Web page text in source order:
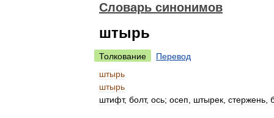
Словарь синонимов
штырь
Толкование
Перевод
штырь
штырь
штифт, болт, ось; осеп штырек стержень